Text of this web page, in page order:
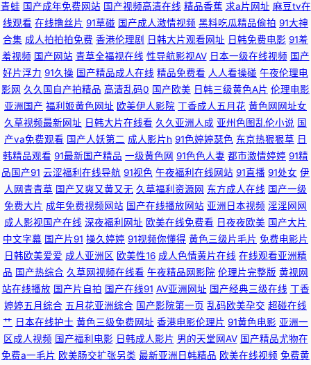
青草精品热 熟女AV人人操人人色 亚洲先峰资源网 91大神网站在线观看 91黄
色下载 91超碰在线大熏蕉 91啦中文在线观看 草草女人院 精品国产资源 欧美
91 探花AB 深夜福利一区 91夫妻交换论坛 国产婷婷视频39页 日韩第一页 少
妇无码一区日韩 香蕉青草伊 在线观看网站黄 91AV电影 91n免费在线 91官方
视频网站 av无码第一页 99久久无码囯产精品 超碰成人网 黑丝www国产 精
东AV传媒 91人人操超碰 成人五区 福利社17p 国产欧美一区视频 91九色蝌蚪
熟女露脸 TS人妖做爱在线观看 国内精品区 黃色網五月天偷拍 美女美图欧美
成人69 欧美专区在线 色网址大全亚洲天堂 91豆花视频免费观看 亚洲日逼网
站 五月婷六月花 97人妻人人色 亚洲日韩在线东方AV 91prom永久地址 91大
片免费观看 91国产微拍 超碰91直播 国产一区二区成人网 五月天爱婷婷 最新
青蛙 国产成年免费网站 国产视频高清在线 精品香蕉 求a片网址 麻豆tv在
线观看 在线撸丝片 91草碰 国产成人激情视频 黑料吃瓜精品偷拍 91大神
合集 成人拍拍拍免费 香港伦理剧 日韩大片观看网址 日韩免费电影 91羞
羞视频 国产网站 青草全福视在线 性导航影视AV 日本一级在线视频 国产
好片浮力 91久操 国产精品成人在线 精品免费看 人人看操碰 午夜伦理电
影网 久久国自产拍精品 高清乱码0 国产欧美 日韩三级黄色A片 伦理电影
亚洲国产 福利姬黄色网址 欧美伊人影院 丁香成人五月花 黄色网网址女
久草视频最新网址 日韩大片在线看 久久亚洲人成 亚州色图乱伦小说 国
产va免费观看 国产人妖第二 成人影片h 91色婷婷瑟色 东京热狠狠草 日
韩精品观看 91最新国产精品 一级黄色网 91色色人妻 都市激情婷婷 91精
品国产91 云涩福利在线导航 91视色 午夜福利在线网站 91直播 91处女 伊
人网青青草 国产又爽又黄又无 久草福利资源网 东方成人在线 国产一级
免费大片 成年免费视频网站 国产在线播放网站 亚洲日本视频 淫淫网网
成人影视国产在线 深夜福利网址 欧美在线免费看 日夜夜欧美 国产大片
中文字幕 国产片91 操久婷婷 91视频你懂得 黄色三级片毛片 免费电影片
日韩欧美爱爱 成人亚洲区 欧美性16 成人色情黄片在线 在线观看亚洲精
品 国产热综合 久草网视频在线看 午夜精品网影院 伦理片完整版 黄视网
站在线播放 国产片自拍 国产在线91 AV亚洲网址 国产经典三级在线 丁香
婷婷五月综合 五月花亚洲综合 国产影院第一页 乱码欧美孕交 超碰在线
艹 日本在线护士 黄色三级免费网址 香港电影伦理片 91黄色电影 亚洲一
区成人视频 国产福利电影 日韩成人影片 男的天堂网AV 国产精品尤物在
免费a一毛片 欧美肠交扩张另类 最新亚洲日韩精品 欧美在线视频 免费黄